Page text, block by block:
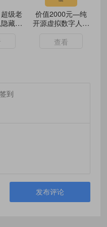
级老
藏多
价值2000元—纯
开源虚拟数字人保
查看
签到
发布评论